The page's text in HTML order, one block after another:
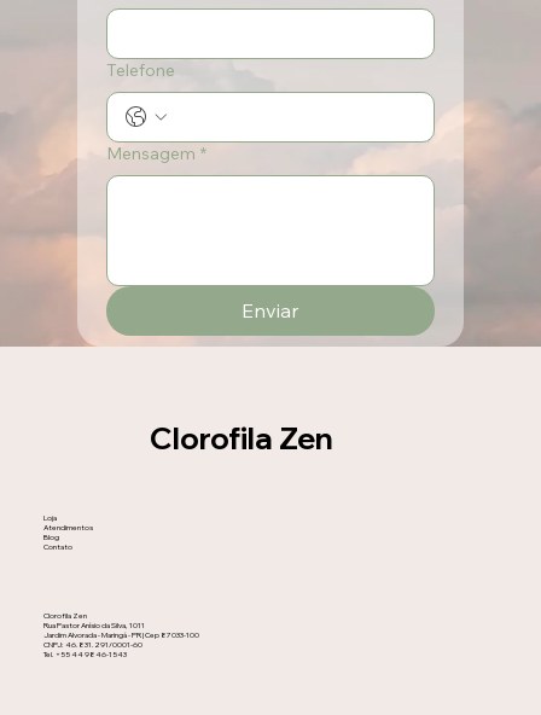
Telefone
Mensagem *
Enviar
Clorofila Zen
Loja
Atendimentos
Blog
Contato
Clorofila Zen
Rua Pastor Anísio da Silva, 1011
Jardim Alvorada - Maringá - PR | Cep 87033-100
CNPJ: 46.831.291/0001-60
Tel. +55 44 9846-1543